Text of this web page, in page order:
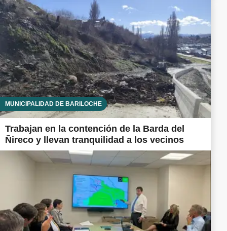
MUNICIPALIDAD DE BARILOCHE
Trabajan en la contención de la Barda del
Ñireco y llevan tranquilidad a los vecinos